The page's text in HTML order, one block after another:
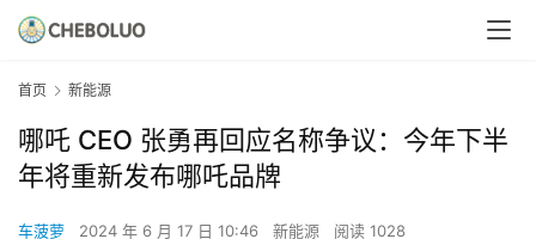
首页 新能源
哪吒 CEO 张勇再回应名称争议：今年下半
年将重新发布哪吒品牌
车菠萝 2024 年 6 月 17 日 10:46 新能源 阅读 1028